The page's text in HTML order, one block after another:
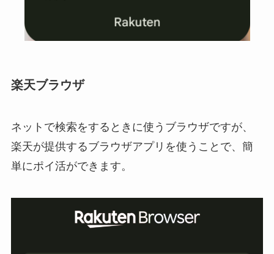
楽天ブラウザ
ネットで検索をするときに使うブラウザですが、
楽天が提供するブラウザアプリを使うことで、簡
単にポイ活ができます。